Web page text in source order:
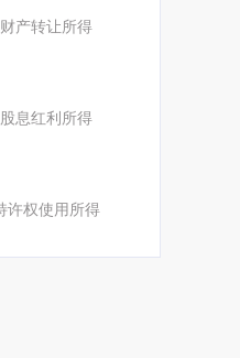
财产转让所得
股息红利所得
许权使用所得